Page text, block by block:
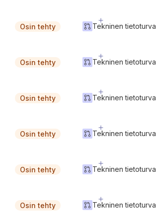
Osin tehty Tekninen tietoturva
Osin tehty Tekninen tietoturva
Osin tehty Tekninen tietoturva
Osin tehty Tekninen tietoturva
Osin tehty Tekninen tietoturva
Osin tehty Tekninen tietoturva